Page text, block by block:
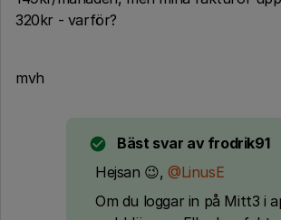
320kr - varför?
mvh
Bäst svar av frodrik91
Hejsan 😉, @LinusE
Om du loggar in på Mitt3 i